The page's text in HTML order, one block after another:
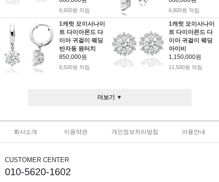
6,600원 적립 6,800원 적립
1캐럿 모이사나이
트 다이아몬드 다
이아 귀걸이 웨딩
반자동 원터치
850,000원
8,500원 적립
1캐럿 모이사나이
트 다이아몬드 다
이아 귀걸이 웨딩
아이비
1,150,000원
11,500원 적립
더보기 ▼
회사소개 이용약관 개인정보처리방침 이용안내
CUSTOMER CENTER
010-5620-1602